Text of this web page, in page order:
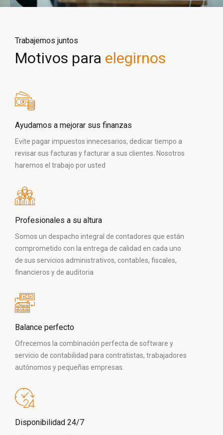
Trabajemos juntos
Motivos para elegirnos
Ayudamos a mejorar sus finanzas
Evite pagar impuestos innecesarios, dedicar tiempo a
revisar sus facturas y facturar a sus clientes. Nosotros
haremos el trabajo por usted
Profesionales a su altura
Somos un despacho integral de contadores que están
comprometido con la entrega de calidad en cada uno
de sus servicios administrativos, contables, fiscales,
financieros y de auditoria
Balance perfecto
Ofrecemos la combinación perfecta de software y
servicio de contabilidad para contratistas, trabajadores
autónomos y pequeñas empresas.
Disponibilidad 24/7